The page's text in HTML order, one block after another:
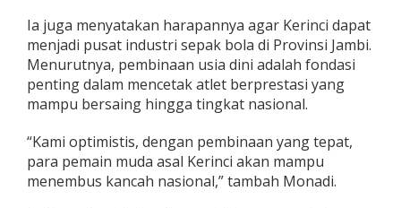
e
p
a
k
B
o
a
P
r
o
Ia juga menyatakan harapannya agar Kerinci dapat
menjadi pusat industri sepak bola di Provinsi Jambi.
Menurutnya, pembinaan usia dini adalah fondasi
penting dalam mencetak atlet berprestasi yang
mampu bersaing hingga tingkat nasional.
“Kami optimistis, dengan pembinaan yang tepat,
para pemain muda asal Kerinci akan mampu
menembus kancah nasional,” tambah Monadi.